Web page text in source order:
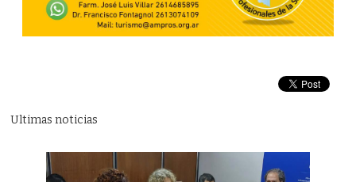
Ultimas noticias